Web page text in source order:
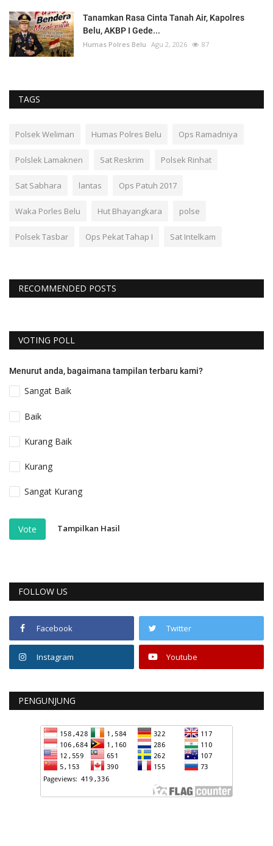
Tanamkan Rasa Cinta Tanah Air, Kapolres
Belu, AKBP I Gede...
Humas Polres Belu Agu 2, 2026 87
TAGS
Polsek Weliman Humas Polres Belu Ops Ramadniya
Polslek Lamaknen Sat Reskrim Polsek Rinhat
Sat Sabhara lantas Ops Patuh 2017
Waka Porles Belu Hut Bhayangkara polse
Polsek Tasbar Ops Pekat Tahap I Sat Intelkam
RECOMMENDED POSTS
VOTING POLL
Menurut anda, bagaimana tampilan terbaru kami?
Sangat Baik
Baik
Kurang Baik
Kurang
Sangat Kurang
Vote Tampilkan Hasil
FOLLOW US
Facebook Twitter
Instagram Youtube
PENGUNJUNG